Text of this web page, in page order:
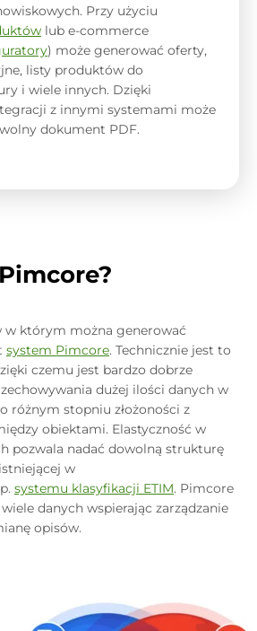
Przy użyciu
lub e-commerce
) może generować oferty,
listy produktów do
i wiele innych. Dzięki
z innymi systemami może
dokument PDF.
w którym można generować
system Pimcore. Technicznie jest to
czemu jest bardzo dobrze
dużej ilości danych w
różnym stopniu złożoności z
obiektami. Elastyczność w
pozwala nadać dowolną strukturę
w
systemu klasyfikacji ETIM. Pimcore
danych wspierając zarządzanie
opisów.